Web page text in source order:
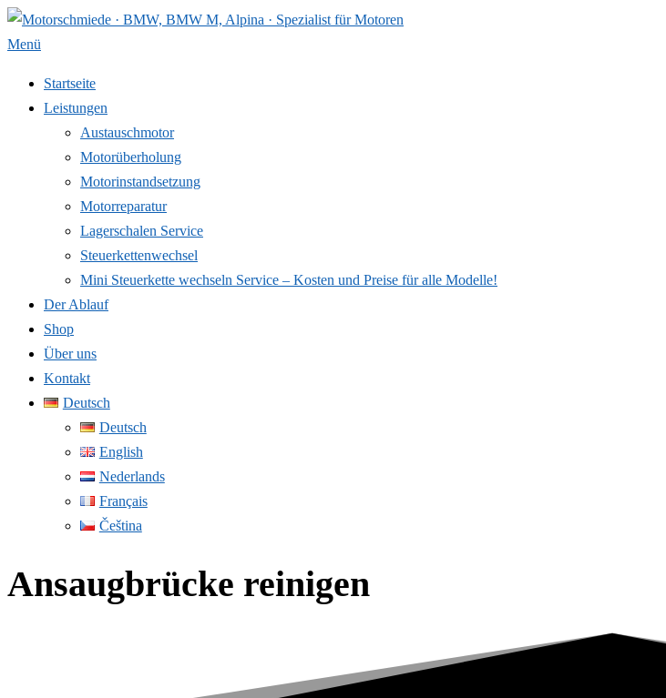
Zum
Inhalt
Menü
Startseite
Leistungen
Austauschmotor
Motorüberholung
Motorinstandsetzung
Motorreparatur
Lagerschalen Service
Steuerkettenwechsel
Mini Steuer­kette wechseln Service – Kosten und Preise für alle Modelle!
Der Ablauf
Shop
Über uns
Kontakt
Deutsch
Deutsch
English
Nederlands
Français
Čeština
Ansaugbrücke reinigen